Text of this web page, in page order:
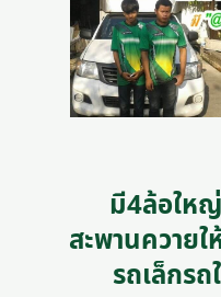
มี4ล้อให
สะพานควายใ
รถเล็กร